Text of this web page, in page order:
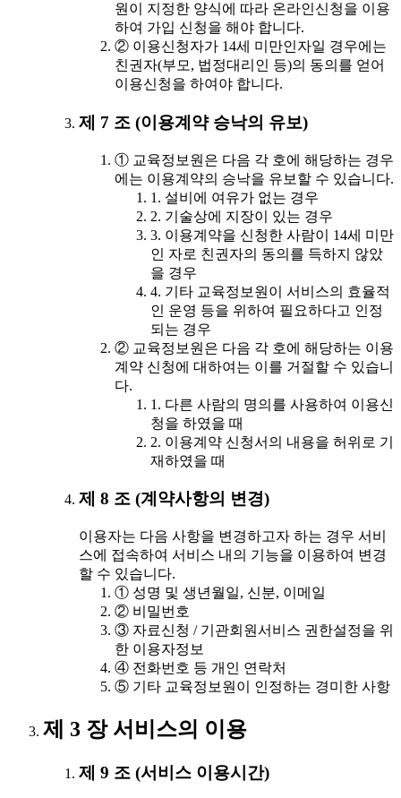
원이 지정한 양식에 따라 온라인신청을 이용
하여 가입 신청을 해야 합니다.
② 이용신청자가 14세 미만인자일 경우에는
친권자(부모, 법정대리인 등)의 동의를 얻어
이용신청을 하여야 합니다.
제 7 조 (이용계약 승낙의 유보)
① 교육정보원은 다음 각 호에 해당하는 경우
에는 이용계약의 승낙을 유보할 수 있습니다.
1. 설비에 여유가 없는 경우
2. 기술상에 지장이 있는 경우
3. 이용계약을 신청한 사람이 14세 미만
인 자로 친권자의 동의를 득하지 않았
을 경우
4. 기타 교육정보원이 서비스의 효율적
인 운영 등을 위하여 필요하다고 인정
되는 경우
② 교육정보원은 다음 각 호에 해당하는 이용
계약 신청에 대하여는 이를 거절할 수 있습니
다.
1. 다른 사람의 명의를 사용하여 이용신
청을 하였을 때
2. 이용계약 신청서의 내용을 허위로 기
재하였을 때
제 8 조 (계약사항의 변경)
이용자는 다음 사항을 변경하고자 하는 경우 서비
스에 접속하여 서비스 내의 기능을 이용하여 변경
할 수 있습니다.
① 성명 및 생년월일, 신분, 이메일
② 비밀번호
③ 자료신청 / 기관회원서비스 권한설정을 위
한 이용자정보
④ 전화번호 등 개인 연락처
⑤ 기타 교육정보원이 인정하는 경미한 사항
제 3 장 서비스의 이용
제 9 조 (서비스 이용시간)